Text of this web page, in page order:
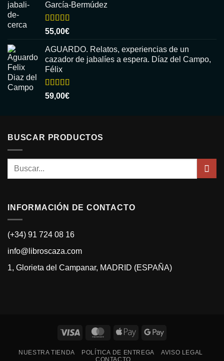
García-Bermúdez
Valorado
con
5
55,00€
AGUARDO. Relatos, experiencias de un
cazador de jabalíes a espera. Díaz del Campo,
Félix
Valorado
con
59,00€
BUSCAR PRODUCTOS
Buscar
INFORMACIÓN DE CONTACTO
(+34) 91 724 08 16
info@libroscaza.com
1, Glorieta del Campanar, MADRID (ESPAÑA)
Visa MasterCardApple
Google
NUESTRA TIENDA POLÍTICA DE ENTREGA
AVISO LEGAL